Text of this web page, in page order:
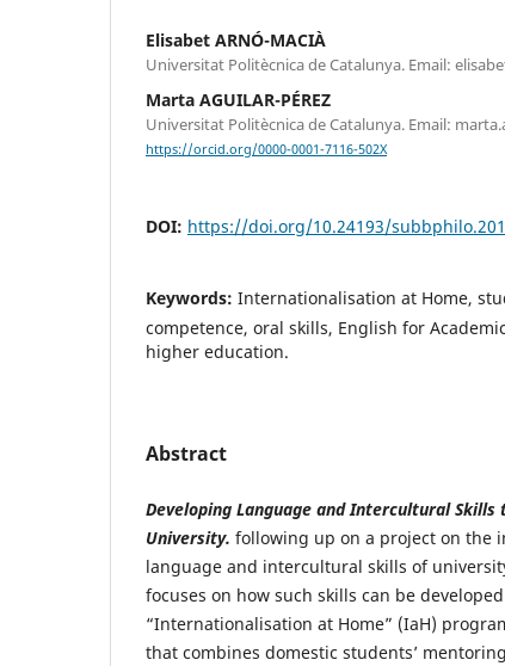
Elisabet ARNÓ-MACIÀ
Universitat Politècnica de Catalunya. Email:
Marta AGUILAR-PÉREZ
Universitat Politècnica de Catalunya. Email:
https://orcid.org/0000-0001-7116-502X
DOI: https://doi.org/10.24193/
Keywords: Internationalisation at Home,
competence, oral skills, English for
higher education.
Abstract
Developing Language and Intercultural
University. following up on a project on the
language and intercultural skills of
focuses on how such skills can be
“Internationalisation at Home” (IaH)
that combines domestic students’